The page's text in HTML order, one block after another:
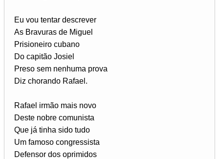
Eu vou tentar descrever
As Bravuras de Miguel
Prisioneiro cubano
Do capitão Josiel
Preso sem nenhuma prova
Diz chorando Rafael.
Rafael irmão mais novo
Deste nobre comunista
Que já tinha sido tudo
Um famoso congressista
Defensor dos oprimidos